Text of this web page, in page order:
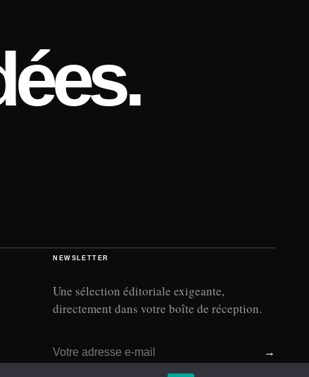
NEWSLETTER
Une sélection éditoriale exigeante,
directement dans votre boîte de réception.
→